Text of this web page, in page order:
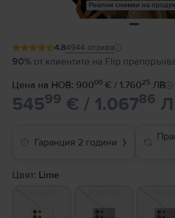
Реални снимки на
4.84944 отзива
90% от клиентите на Flip
Цена на НОВ: 90000 € / 1.76025 ЛВ
54599 € / 1.06786
Гаранция 2 години ❯
Цвят: Lime